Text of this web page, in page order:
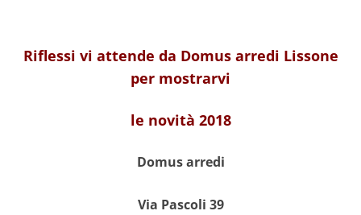
Riflessi vi attende da Domus arredi Lissone
per mostrarvi
le novità 2018
Domus arredi
Via Pascoli 39